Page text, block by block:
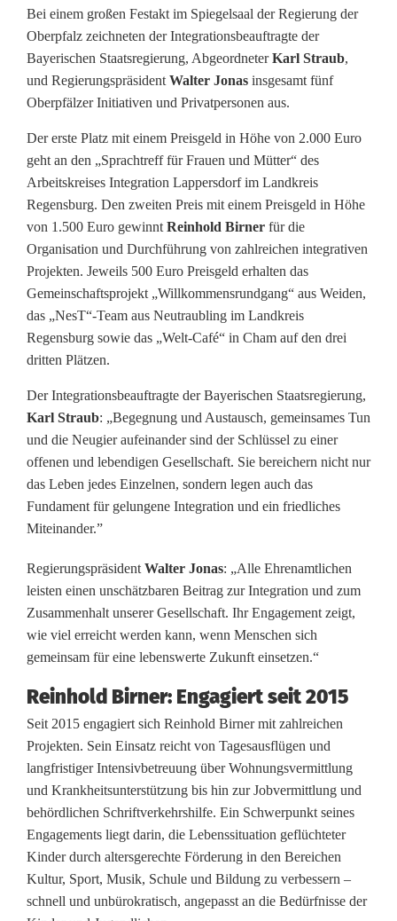
i
o
n
s
p
r
e
i
s
e
d
r
R
e
g
e
r
u
n
g
g
e
h
e
n
Bei einem großen Festakt im Spiegelsaal der Regierung der
Oberpfalz zeichneten der Integrationsbeauftragte der
Bayerischen Staatsregierung, AbgeordneterKarl Straub,
und Regierungspräsident Walter Jonas insgesamt fünf
Oberpfälzer Initiativen und Privatpersonen aus.
Der erste Platz mit einem Preisgeld in Höhe von 2.000 Euro
geht an den „Sprachtreff für Frauen und Mütter“ des
Arbeitskreises Integration Lappersdorf im Landkreis
Regensburg. Den zweiten Preis mit einem Preisgeld in Höhe
von 1.500 Euro gewinnt Reinhold Birner für die
Organisation und Durchführung von zahlreichen integrativen
Projekten. Jeweils 500 Euro Preisgeld erhalten das
Gemeinschaftsprojekt „Willkommensrundgang“ aus Weiden,
das „NesT“-Team aus Neutraubling im Landkreis
Regensburg sowie das „Welt-Café“ in Cham auf den drei
dritten Plätzen.
Der Integrationsbeauftragte der Bayerischen Staatsregierung,
Karl Straub: „Begegnung und Austausch, gemeinsames Tun
und die Neugier aufeinander sind der Schlüssel zu einer
offenen und lebendigen Gesellschaft. Sie bereichern nicht nur
das Leben jedes Einzelnen, sondern legen auch das
Fundament für gelungene Integration und ein friedliches
Miteinander.”
Regierungspräsident Walter Jonas: „Alle Ehrenamtlichen
leisten einen unschätzbaren Beitrag zur Integration und zum
Zusammenhalt unserer Gesellschaft. Ihr Engagement zeigt,
wie viel erreicht werden kann, wenn Menschen sich
gemeinsam für eine lebenswerte Zukunft einsetzen.“
Reinhold Birner: Engagiert seit 2015
Seit 2015 engagiert sich Reinhold Birner mit zahlreichen
Projekten. Sein Einsatz reicht von Tagesausflügen und
langfristiger Intensivbetreuung über Wohnungsvermittlung
und Krankheitsunterstützung bis hin zur Jobvermittlung und
behördlichen Schriftverkehrshilfe. Ein Schwerpunkt seines
Engagements liegt darin, die Lebenssituation geflüchteter
Kinder durch altersgerechte Förderung in den Bereichen
Kultur, Sport, Musik, Schule und Bildung zu verbessern –
schnell und unbürokratisch, angepasst an die Bedürfnisse der